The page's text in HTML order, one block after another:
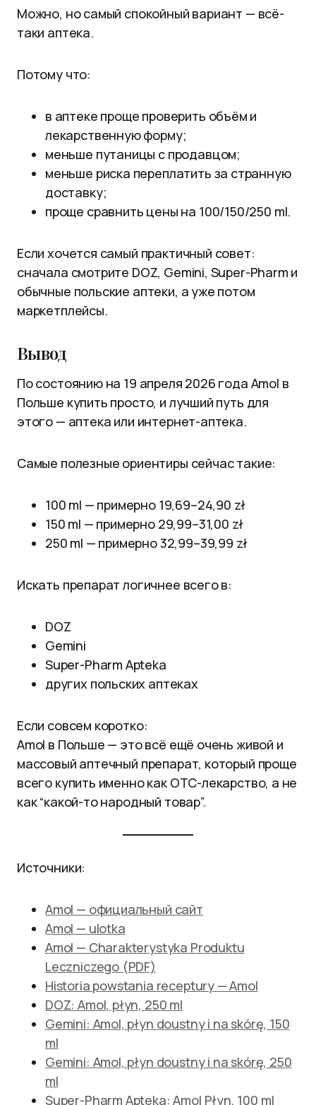
Можно, но самый спокойный вариант — всё-
таки аптека.
Потому что:
в аптеке проще проверить объём и
лекарственную форму;
меньше путаницы с продавцом;
меньше риска переплатить за странную
доставку;
проще сравнить цены на 100/150/250 ml.
Если хочется самый практичный совет:
сначала смотрите DOZ, Gemini, Super-Pharm и
обычные польские аптеки, а уже потом
маркетплейсы.
Вывод
По состоянию на 19 апреля 2026 года Amol в
Польше купить просто, и лучший путь для
этого — аптека или интернет-аптека.
Самые полезные ориентиры сейчас такие:
100 ml — примерно 19,69–24,90 zł
150 ml — примерно 29,99–31,00 zł
250 ml — примерно 32,99–39,99 zł
Искать препарат логичнее всего в:
DOZ
Gemini
Super-Pharm Apteka
других польских аптеках
Если совсем коротко:
Amol в Польше — это всё ещё очень живой и
массовый аптечный препарат, который проще
всего купить именно как OTC-лекарство, а не
как “какой-то народный товар”.
Источники:
Amol — официальный сайт
Amol — ulotka
Amol — Charakterystyka Produktu
Leczniczego (PDF)
Historia powstania receptury — Amol
DOZ: Amol, płyn, 250 ml
Gemini: Amol, płyn doustny i na skórę, 150
ml
Gemini: Amol, płyn doustny i na skórę, 250
ml
Super-Pharm Apteka: Amol Płyn, 100 ml